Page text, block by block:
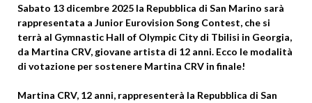
Sabato 13 dicembre 2025 la Repubblica di San Marino sarà
rappresentata a Junior Eurovision Song Contest, che si
terrà al Gymnastic Hall of Olympic City di Tbilisi in Georgia,
da Martina CRV, giovane artista di 12 anni. Ecco le modalità
di votazione per sostenere Martina CRV in finale!
Martina CRV, 12 anni, rappresenterà la Repubblica di San